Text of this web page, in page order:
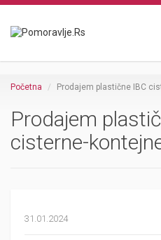
Početna Prodajem plastične IBC
Prodajem
cisterne-
31.01.2024